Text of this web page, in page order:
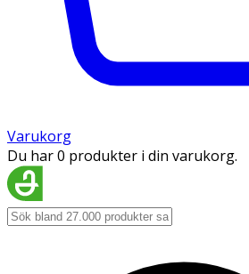
Varukorg
Du har 0 produkter i din varukorg.